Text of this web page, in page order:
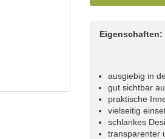
Eigenschaften:
ausgiebig in
gut sichtbar
praktische
vielseitig
schlankes
transparenter